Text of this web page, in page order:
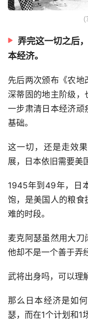
弄完这一切之后
本经济。
先后两次颁布《农
深蒂固的地主阶级，
一步肃清日本经济顽
基础。
这一切，还是走效
展，日本依旧需要美
1945年到49年，日
饱，是美国人的粮食
难的时段。
麦克阿瑟虽然用大刀
他却不是一个善于弄
武将出身吗，可以理
那么日本经济是如
瑟，而在1个计划和1